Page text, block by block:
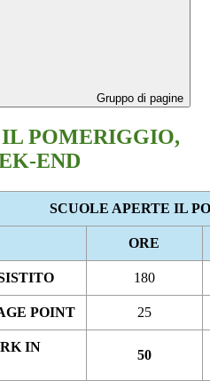
Gruppo di pagine
POMERIGGIO,
END
SCUOLE APERTE IL
ORE
180
POINT 25
IN
50